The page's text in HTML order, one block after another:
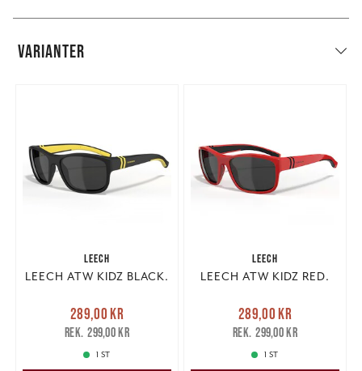
VARIANTER
LEECH
LEECH ATW KIDZ BLACK.
Nuvarande pris
289,00 krTidigare pris
299,00 kr
289,00 kr
299,00 kr
1 ST
LEECH
LEECH ATW KIDZ RED.
Nuvarande pris
289,00 krTidigare pris
299,00 kr
289,00 kr
299,00 kr
1 ST